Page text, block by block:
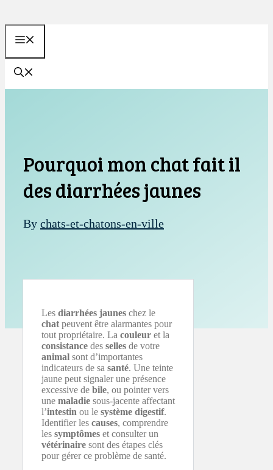
Aller
Pourquoi mon chat fait il
des diarrhées jaunes
By chats-et-chatons-en-ville
Les diarrhées jaunes chez le
chat peuvent être alarmantes pour
tout propriétaire. La couleur et la
consistance des selles de votre
animal sont d’importantes
indicateurs de sa santé. Une teinte
jaune peut signaler une présence
excessive de bile, ou pointer vers
une maladie sous-jacente affectant
l’intestin ou le système digestif.
Identifier les causes, comprendre
les symptômes et consulter un
vétérinaire sont des étapes clés
pour gérer ce problème de santé.